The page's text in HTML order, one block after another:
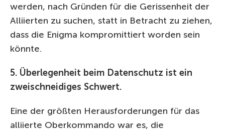
werden, nach Gründen für die Gerissenheit der
Alliierten zu suchen, statt in Betracht zu ziehen,
dass die Enigma kompromittiert worden sein
könnte.
5. Überlegenheit beim Datenschutz ist ein
zweischneidiges Schwert.
Eine der größten Herausforderungen für das
alliierte Oberkommando war es, die